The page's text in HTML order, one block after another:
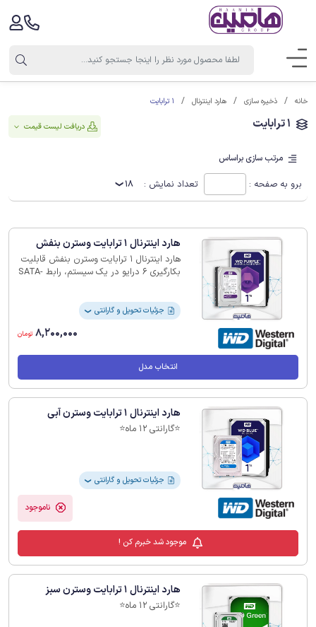
خانه ذخیره سازی هارد اینترنال 1 ترابایت
1 ترابایت دریافت لیست قیمت
مرتب سازی براساس
برو به صفحه : تعداد نمایش : 18
هارد اینترنال 1 ترابایت وسترن بنفش
هارد اینترنال 1 ترابایت وسترن بنفش قابلیت‌
بکارگیری 6 درایو در یک سیستم، رابط ‏SATA-
گارانتی‌های 1 سال (ریفر) و 2 سال⭐️
جزئیات تحویل و گارانتی ❯
8,200,000 تومان
انتخاب مدل
هارد اینترنال 1 ترابایت وسترن آبی
⭐️گارانتی 12 ماه⭐️
جزئیات تحویل و گارانتی ❯
ناموجود
موجود شد خبرم کن !
هارد اینترنال 1 ترابایت وسترن سبز
⭐️گارانتی 12 ماه⭐️